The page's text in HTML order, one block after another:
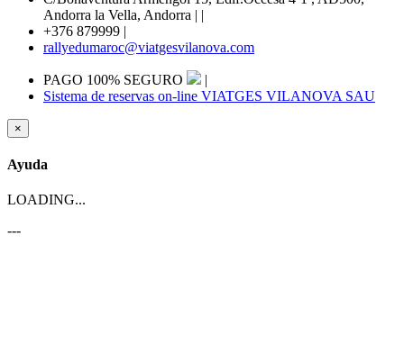
Andorra la Vella, Andorra | |
+376 879999 |
rallyedumaroc@viatgesvilanova.com
PAGO 100% SEGURO
|
Sistema de reservas on-line VIATGES VILANOVA SAU
×
Ayuda
LOADING...
---